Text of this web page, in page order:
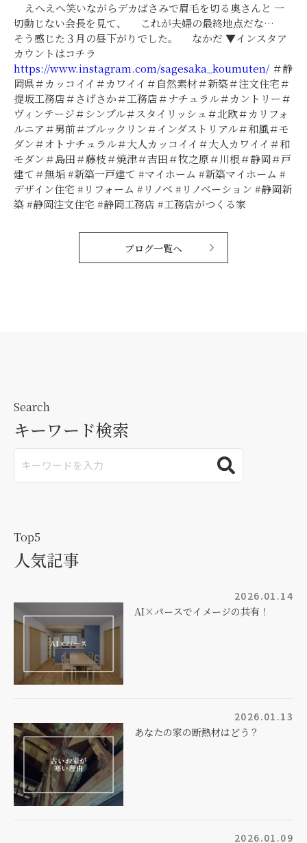
えへえへ笑いながらデカばさみで眉毛を切る奥さんと 一
切動じない会長を見て、 これが夫婦の最終地点だな…
そう感じた３月の昼下がりでした。 なかだ ▼インスタア
カウントはコチラ
https://www.instagram.com/sagesaka_koumuten/ ＃静
岡県＃カッコイイ＃カワイイ＃自然素材＃新築＃注文住宅＃
提坂工務店＃さげさか＃工務店＃ナチュラル＃カントリー＃
ヴィンテージ＃シンプル＃スタイリッシュ＃北欧＃カリフォ
ルニア＃男前＃ブルックリン＃インダストリアル＃和風＃モ
ダン＃オトナチュラル＃大人カッコイイ＃大人カワイイ＃和
モダン＃島田＃藤枝＃焼津＃吉田＃牧之原＃川根＃静岡＃戸
建て＃無垢 #新築一戸建て #マイホーム #新築マイホーム #
デザイン住宅 #リフォーム #リノベ #リノベーション #静岡新
築 #静岡注文住宅 #静岡工務店 #工務店がつくる家
ブログ一覧へ
Search
キーワード検索
Top5
人気記事
2026.01.14
AI×パースでイメージの共有！
2026.01.13
あなたの家の断熱材はどう？
2026.01.09